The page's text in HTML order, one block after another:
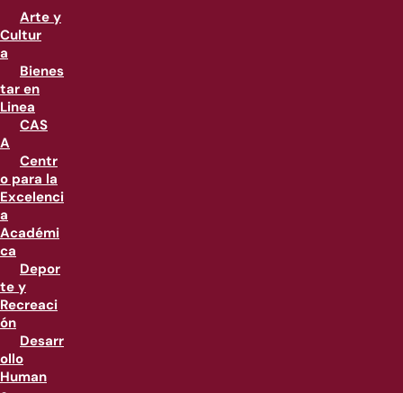
Arte y
Cultur
a
Bienes
tar en
Linea
CAS
A
Centr
o para la
Excelenci
a
Académi
ca
Depor
te y
Recreaci
ón
Desarr
ollo
Human